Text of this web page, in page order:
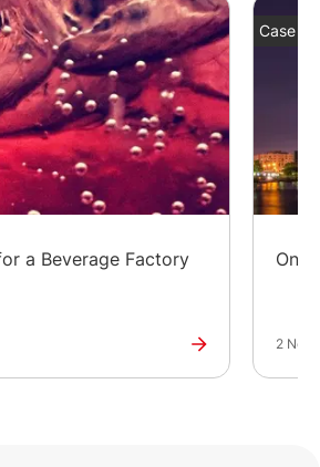
a Beverage Factory
Case
2 Nov